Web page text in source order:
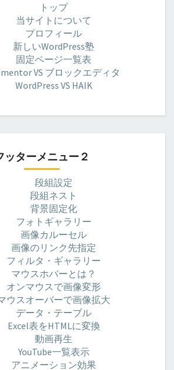
トップ
当サイトについて
プロフィール
新しいWordPress塾
固定ページ一覧表
VS ブロックエディタ
WordPress VS HAIK
ッターメニュー２
段組設定
段組ネスト
背景固定化
フォトギャラリー
画像カルーセル
画像のリンク先指定
フィルタ・ギャラリー
マウスホバーとは？
オンマウスで画像変形
ウスオーバーで画像拡大
データ・テーブル
Excel表をHTMLに変換
動画再生
YouTube一覧表示
アニメーション効果